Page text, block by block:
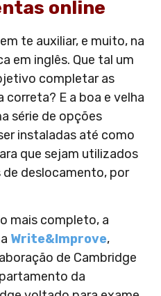
online
te auxiliar, e muito, na
em inglês. Que tal um
completar as
E a boa e velha
série de opções
instaladas até como
que sejam utilizados
deslocamento, por
mais completo, a
Write&Improve,
de Cambridge
da